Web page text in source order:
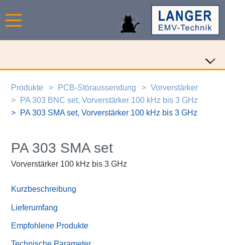
Produkte PCB-Störaussendung
Vorverstärker
PA 303 BNC set, Vorverstärker 100 kHz bis 3 GHz
PA 303 SMA set, Vorverstärker 100 kHz bis 3 GHz
PA 303 SMA set
Vorverstärker 100 kHz bis 3 GHz
Kurzbeschreibung
Lieferumfang
Empfohlene Produkte